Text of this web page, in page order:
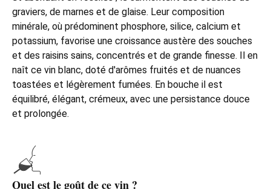
graviers, de marnes et de glaise. Leur composition
minérale, où prédominent phosphore, silice, calcium et
potassium, favorise une croissance austère des souches
et des raisins sains, concentrés et de grande finesse. Il en
naît ce vin blanc, doté d'arômes fruités et de nuances
toastées et légèrement fumées. En bouche il est
équilibré, élégant, crémeux, avec une persistance douce
et prolongée.
Quel est le goût de ce vin ?